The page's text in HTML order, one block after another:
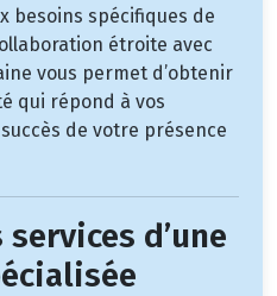
besoins spécifiques de
étroite avec
vous permet d’obtenir
qui répond à vos
de votre présence
d’une